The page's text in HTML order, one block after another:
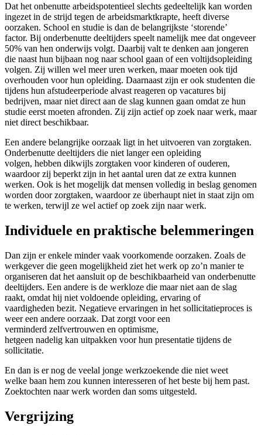
Dat het onbenutte arbeidspotentieel slechts gedeeltelijk kan worden
ingezet in de strijd tegen de arbeidsmarktkrapte, heeft diverse
oorzaken. School en studie is dan de belangrijkste ‘storende’
factor. Bij onderbenutte deeltijders speelt namelijk mee dat ongeveer
50% van hen onderwijs volgt. Daarbij valt te denken aan jongeren
die naast hun bijbaan nog naar school gaan of een voltijdsopleiding
volgen. Zij willen wel meer uren werken, maar moeten ook tijd
overhouden voor hun opleiding. Daarnaast zijn er ook studenten die
tijdens hun afstudeerperiode alvast reageren op vacatures bij
bedrijven, maar niet direct aan de slag kunnen gaan omdat ze hun
studie eerst moeten afronden. Zij zijn actief op zoek naar werk, maar
niet direct beschikbaar.
Een andere belangrijke oorzaak ligt in het uitvoeren van zorgtaken.
Onderbenutte deeltijders die niet langer een opleiding
volgen, hebben dikwijls zorgtaken voor kinderen of ouderen,
waardoor zij beperkt zijn in het aantal uren dat ze extra kunnen
werken. Ook is het mogelijk dat mensen volledig in beslag genomen
worden door zorgtaken, waardoor ze überhaupt niet in staat zijn om
te werken, terwijl ze wel actief op zoek zijn naar werk.
Individuele en praktische belemmeringen
Dan zijn er enkele minder vaak voorkomende oorzaken. Zoals de
werkgever die geen mogelijkheid ziet het werk op zo’n manier te
organiseren dat het aansluit op de beschikbaarheid van onderbenutte
deeltijders. Een andere is de werkloze die maar niet aan de slag
raakt, omdat hij niet voldoende opleiding, ervaring of
vaardigheden bezit. Negatieve ervaringen in het sollicitatieproces is
weer een andere oorzaak. Dat zorgt voor een
verminderd zelfvertrouwen en optimisme,
hetgeen nadelig kan uitpakken voor hun presentatie tijdens de
sollicitatie.
En dan is er nog de veelal jonge werkzoekende die niet weet
welke baan hem zou kunnen interesseren of het beste bij hem past.
Zoektochten naar werk worden dan soms uitgesteld.
Vergrijzing